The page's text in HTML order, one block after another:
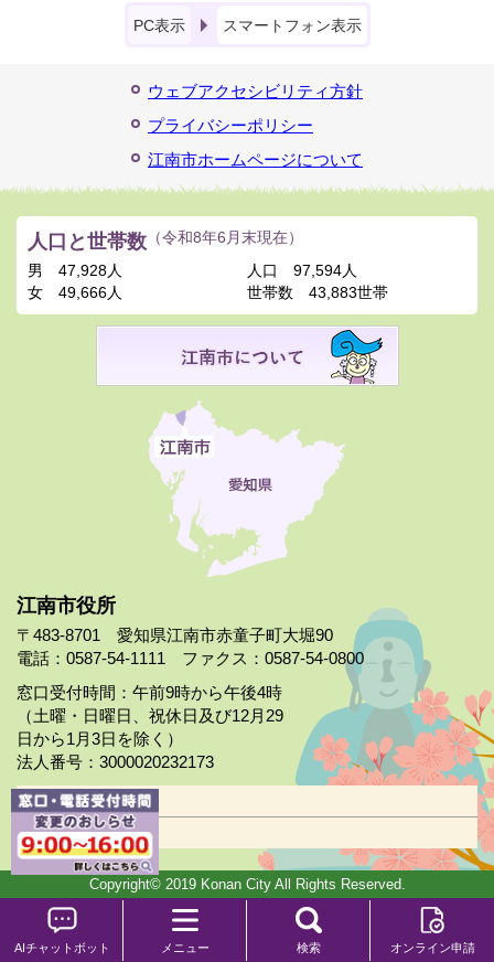
PC表示 スマートフォン表示
AIチャットボット メニュー 検索 オンライン申請
ウェブアクセシビリティ方針
プライバシーポリシー
江南市ホームページについて
江南市役所
〒483-8701 愛知県江南市赤童子町大堀90
電話：0587-54-1111 ファクス：0587-54-0800
窓口受付時間：午前9時から午後4時
（土曜・日曜日、祝休日及び12月29
日から1月3日を除く）
法人番号：3000020232173
市役所案内
日曜市役所
人口と世帯数 （令和8年6月末現在）
男
47,928人
女
49,666人
人口
97,594人
世帯数
43,883世帯
Copyright© 2019 Konan City All Rights Reserved.